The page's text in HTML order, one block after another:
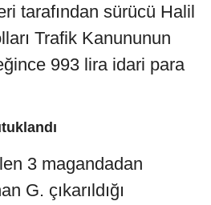
tarafından sürücü Halil
Trafik Kanununun
993 lira idari para
3 magandadan
G. çıkarıldığı